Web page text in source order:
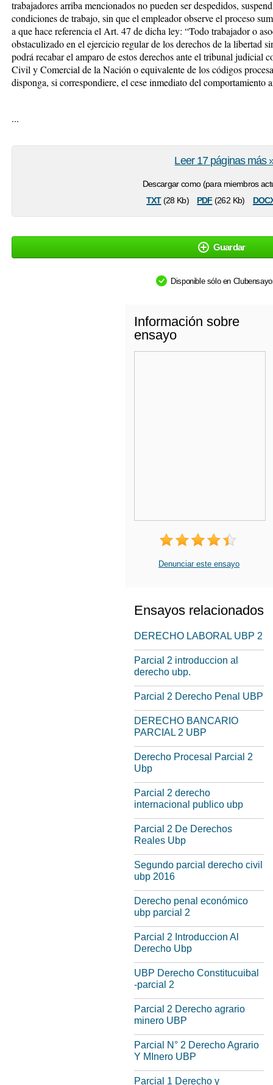
trabajadores arriba mencionados no pueden ser despedidos,
condiciones de trabajo, sin que el empleador observe el proceso
a que hace referencia el Art. 47 de dicha ley: “Todo trabajador o
obstaculizado en el ejercicio regular de los derechos de la libertad
podrá recabar el amparo de estos derechos ante el tribunal judicial
Civil y Comercial de la Nación o equivalente de los códigos
disponga, si correspondiere, el cese inmediato del comportamiento
...
Descargar como (para miembros
txt(28 Kb) pdf (262 Kb)
Leer 17 páginas más
Guardar
Disponible sólo en
Información sobre
ensayo
Denunciar este ensayo
Ensayos relacionados
DERECHO LABORAL UBP 2
Parcial 2 introduccion al
derecho ubp.
Parcial 2 Derecho Penal UBP
DERECHO BANCARIO
PARCIAL 2 UBP
Derecho Procesal Parcial 2
Ubp
Parcial 2 derecho
internacional publico ubp
Parcial 2 De Derechos
Reales Ubp
Segundo parcial derecho civil
ubp 2016
Derecho penal económico
ubp parcial 2
Parcial 2 Introduccion Al
Derecho Ubp
UBP Derecho Constitucuibal
-parcial 2
Parcial 2 Derecho agrario
minero UBP
Parcial N° 2 Derecho Agrario
Y MInero UBP
Parcial 1 Derecho y